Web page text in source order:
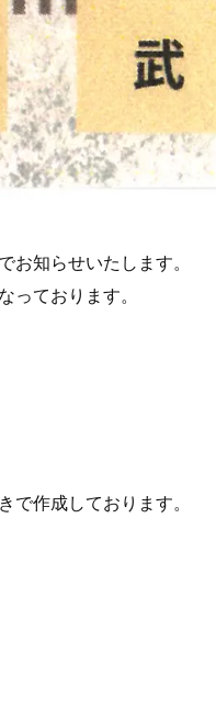
お知らせいたします。
っております。
で作成しております。